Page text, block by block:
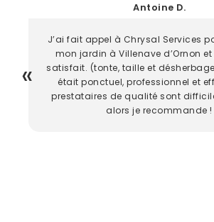
Antoine D.
J’ai fait appel à Chrysal Services
mon jardin à Villenave d’Ornon et
satisfait. (tonte, taille et
était ponctuel, professionnel et
prestataires de qualité sont
alors je recommande !